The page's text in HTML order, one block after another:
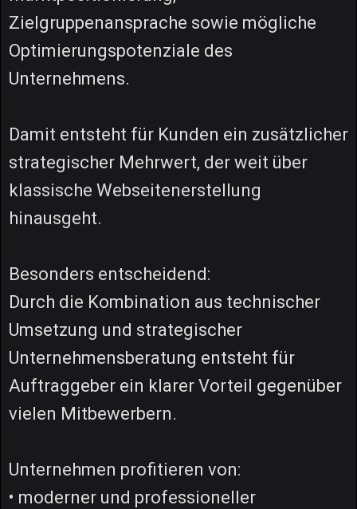
Zielgruppenansprache sowie mögliche
Optimierungspotenziale des
Unternehmens.
Damit entsteht für Kunden ein zusätzlicher
strategischer Mehrwert, der weit über
klassische Webseitenerstellung
hinausgeht.
Besonders entscheidend:
Durch die Kombination aus technischer
Umsetzung und strategischer
Unternehmensberatung entsteht für
Auftraggeber ein klarer Vorteil gegenüber
vielen Mitbewerbern.
Unternehmen profitieren von:
• moderner und professioneller